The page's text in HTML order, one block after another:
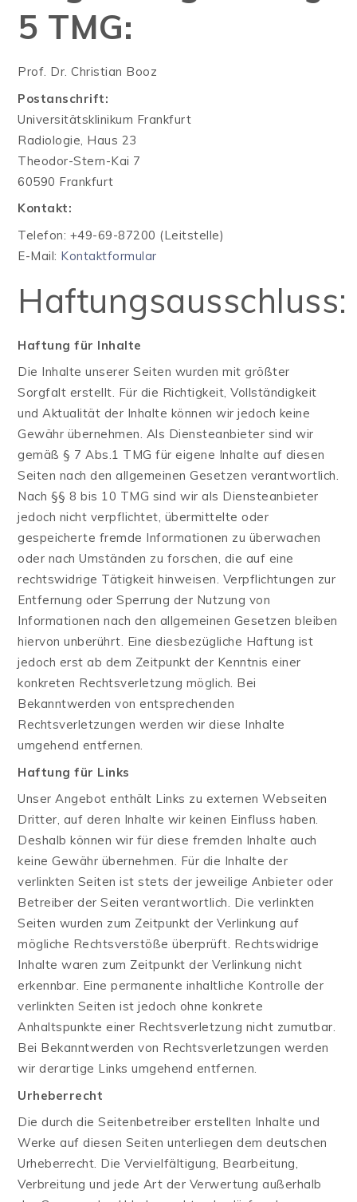
5 TMG:
Prof. Dr. Christian Booz
Postanschrift:
Universitätsklinikum Frankfurt
Radiologie, Haus 23
Theodor-Stern-Kai 7
60590 Frankfurt
Kontakt:
Telefon: +49-69-87200 (Leitstelle)
E-Mail: Kontaktformular
Haftungsausschluss:
Haftung für Inhalte
Die Inhalte unserer Seiten wurden mit größter
Sorgfalt erstellt. Für die Richtigkeit, Vollständigkeit
und Aktualität der Inhalte können wir jedoch keine
Gewähr übernehmen. Als Diensteanbieter sind wir
gemäß § 7 Abs.1 TMG für eigene Inhalte auf diesen
Seiten nach den allgemeinen Gesetzen verantwortlich.
Nach §§ 8 bis 10 TMG sind wir als Diensteanbieter
jedoch nicht verpflichtet, übermittelte oder
gespeicherte fremde Informationen zu überwachen
oder nach Umständen zu forschen, die auf eine
rechtswidrige Tätigkeit hinweisen. Verpflichtungen zur
Entfernung oder Sperrung der Nutzung von
Informationen nach den allgemeinen Gesetzen bleiben
hiervon unberührt. Eine diesbezügliche Haftung ist
jedoch erst ab dem Zeitpunkt der Kenntnis einer
konkreten Rechtsverletzung möglich. Bei
Bekanntwerden von entsprechenden
Rechtsverletzungen werden wir diese Inhalte
umgehend entfernen.
Haftung für Links
Unser Angebot enthält Links zu externen Webseiten
Dritter, auf deren Inhalte wir keinen Einfluss haben.
Deshalb können wir für diese fremden Inhalte auch
keine Gewähr übernehmen. Für die Inhalte der
verlinkten Seiten ist stets der jeweilige Anbieter oder
Betreiber der Seiten verantwortlich. Die verlinkten
Seiten wurden zum Zeitpunkt der Verlinkung auf
mögliche Rechtsverstöße überprüft. Rechtswidrige
Inhalte waren zum Zeitpunkt der Verlinkung nicht
erkennbar. Eine permanente inhaltliche Kontrolle der
verlinkten Seiten ist jedoch ohne konkrete
Anhaltspunkte einer Rechtsverletzung nicht zumutbar.
Bei Bekanntwerden von Rechtsverletzungen werden
wir derartige Links umgehend entfernen.
Urheberrecht
Die durch die Seitenbetreiber erstellten Inhalte und
Werke auf diesen Seiten unterliegen dem deutschen
Urheberrecht. Die Vervielfältigung, Bearbeitung,
Verbreitung und jede Art der Verwertung außerhalb